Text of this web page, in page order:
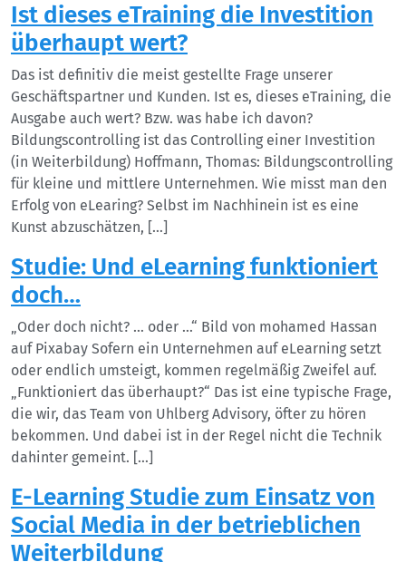
Ist dieses eTraining die Investition
überhaupt wert?
Das ist definitiv die meist gestellte Frage unserer
Geschäftspartner und Kunden. Ist es, dieses eTraining, die
Ausgabe auch wert? Bzw. was habe ich davon?
Bildungscontrolling ist das Controlling einer Investition
(in Weiterbildung) Hoffmann, Thomas: Bildungscontrolling
für kleine und mittlere Unternehmen. Wie misst man den
Erfolg von eLearing? Selbst im Nachhinein ist es eine
Kunst abzuschätzen, […]
Studie: Und eLearning funktioniert
doch…
„Oder doch nicht? … oder …“ Bild von mohamed Hassan
auf Pixabay Sofern ein Unternehmen auf eLearning setzt
oder endlich umsteigt, kommen regelmäßig Zweifel auf.
„Funktioniert das überhaupt?“ Das ist eine typische Frage,
die wir, das Team von Uhlberg Advisory, öfter zu hören
bekommen. Und dabei ist in der Regel nicht die Technik
dahinter gemeint. […]
E-Learning Studie zum Einsatz von
Social Media in der betrieblichen
Weiterbildung